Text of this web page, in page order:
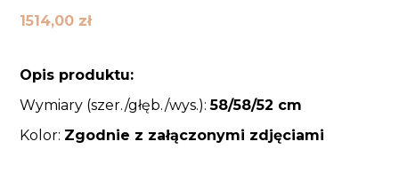
1514,00 zł
Opis produktu:
Wymiary (szer./głęb./wys.):58/58/52 cm
Kolor: Zgodnie z załączonymi zdjęciami